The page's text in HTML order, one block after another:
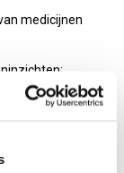
medicijnen
(2017), Gebruik